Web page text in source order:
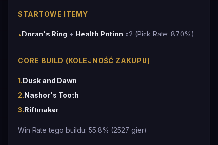
STARTOWE ITEMY
•Doran's Ring + Health Potion x2 (Pick Rate: 87.0%)
CORE BUILD (KOLEJNOŚĆ ZAKUPU)
1.Dusk and Dawn
2.Nashor's Tooth
3.Riftmaker
Win Rate tego buildu: 55.8% (2527 gier)